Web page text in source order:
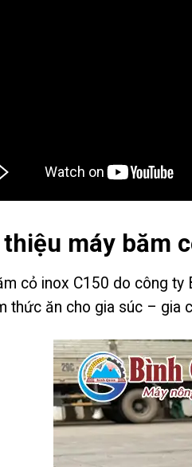
máy băm
cỏ inox C150 do công ty
thức ăn cho gia súc – gia